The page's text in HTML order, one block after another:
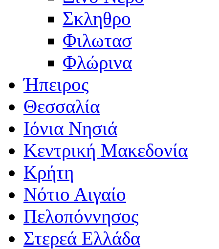
Σκληθρο
Φιλωτασ
Φλώρινα
Ήπειρος
Θεσσαλία
Ιόνια Νησιά
Κεντρική Μακεδονία
Κρήτη
Νότιο Αιγαίο
Πελοπόννησος
Στερεά Ελλάδα